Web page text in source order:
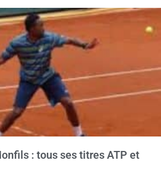
: tous ses titres ATP et